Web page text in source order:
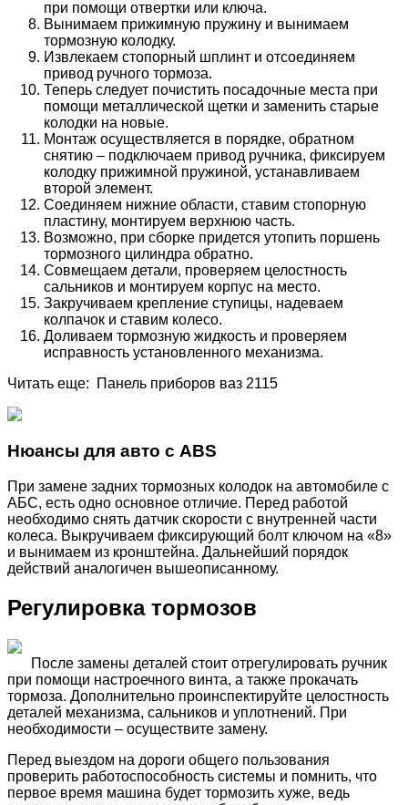
при помощи отвертки или ключа.
Вынимаем прижимную пружину и вынимаем
тормозную колодку.
Извлекаем стопорный шплинт и отсоединяем
привод ручного тормоза.
Теперь следует почистить посадочные места при
помощи металлической щетки и заменить старые
колодки на новые.
Монтаж осуществляется в порядке, обратном
снятию – подключаем привод ручника, фиксируем
колодку прижимной пружиной, устанавливаем
второй элемент.
Соединяем нижние области, ставим стопорную
пластину, монтируем верхнюю часть.
Возможно, при сборке придется утопить поршень
тормозного цилиндра обратно.
Совмещаем детали, проверяем целостность
сальников и монтируем корпус на место.
Закручиваем крепление ступицы, надеваем
колпачок и ставим колесо.
Доливаем тормозную жидкость и проверяем
исправность установленного механизма.
Читать еще: Панель приборов ваз 2115
Нюансы для авто с ABS
При замене задних тормозных колодок на автомобиле с
АБС, есть одно основное отличие. Перед работой
необходимо снять датчик скорости с внутренней части
колеса. Выкручиваем фиксирующий болт ключом на «8»
и вынимаем из кронштейна. Дальнейший порядок
действий аналогичен вышеописанному.
Регулировка тормозов
После замены деталей стоит отрегулировать ручник
при помощи настроечного винта, а также прокачать
тормоза. Дополнительно проинспектируйте целостность
деталей механизма, сальников и уплотнений. При
необходимости – осуществите замену.
Перед выездом на дороги общего пользования
проверить работоспособность системы и помнить, что
первое время машина будет тормозить хуже, ведь